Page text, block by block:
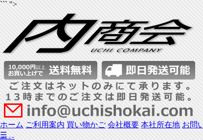
``` ">
ホーム ご利用案内 買い物かご 会社概要 本社所在地 お問
☰
メニュー